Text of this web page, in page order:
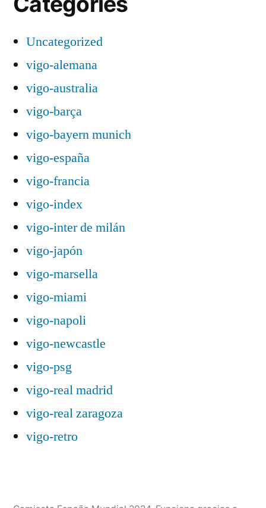
Uncategorized
vigo-alemana
vigo-australia
vigo-barça
vigo-bayern munich
vigo-españa
vigo-francia
vigo-index
vigo-inter de milán
vigo-japón
vigo-marsella
vigo-miami
vigo-napoli
vigo-newcastle
vigo-psg
vigo-real madrid
vigo-real zaragoza
vigo-retro